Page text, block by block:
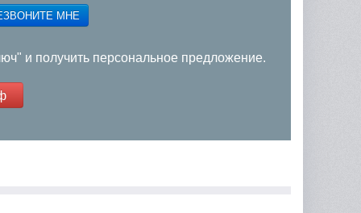
МНЕ
и получить персональное предложение.